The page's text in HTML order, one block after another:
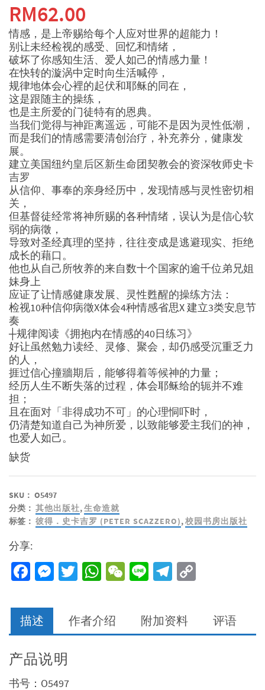
RM62.00
情感，是上帝赐给每个人应对世界的超能力！
别让未经检视的感受、回忆和情绪，
破坏了你感知生活、爱人如己的情感力量！
在快转的漩涡中定时向生活喊停，
规律地体会心裡的起伏和耶稣的同在，
这是跟随主的操练，
也是主所爱的门徒特有的恩典。
当我们觉得与神距离遥远，可能不是因为灵性低潮，
而是我们的情感需要清创治疗，补充养分，健康发
展。
建立美国纽约皇后区新生命团契教会的资深牧师史卡
吉罗
从信仰、事奉的亲身经历中，发现情感与灵性密切相
关，
但基督徒经常将神所赐的各种情绪，误认为是信心软
弱的病徵，
导致对圣经真理的坚持，往往变成是逃避现实、拒绝
成长的藉口。
他也从自己所牧养的来自数十个国家的逾千位弟兄姐
妹身上
应证了让情感健康发展、灵性甦醒的操练方法：
检视10种信仰病徵X体会4种情感省思X 建立3类安息节
奏
┼规律阅读《拥抱内在情感的40日练习》
好让虽然勉力读经、灵修、聚会，却仍感受沉重乏力
的人，
捱过信心撞牆期后，能够得着等候神的力量；
经历人生不断失落的过程，体会耶稣给的轭并不难
担；
且在面对「非得成功不可」的心理恫吓时，
仍清楚知道自己为神所爱，以致能够爱主我们的神，
也爱人如己。
缺货
SKU： O5497
分类： 其他出版社,生命造就
标签： 彼得．史卡吉罗 (PETER SCAZZERO),校园书房出版社
分享:
Facebook
Messenger
Twitter
WhatsApp
WeChat
LineTelegram
描述 作者介绍 附加资料 评语
产品说明
书号：O5497